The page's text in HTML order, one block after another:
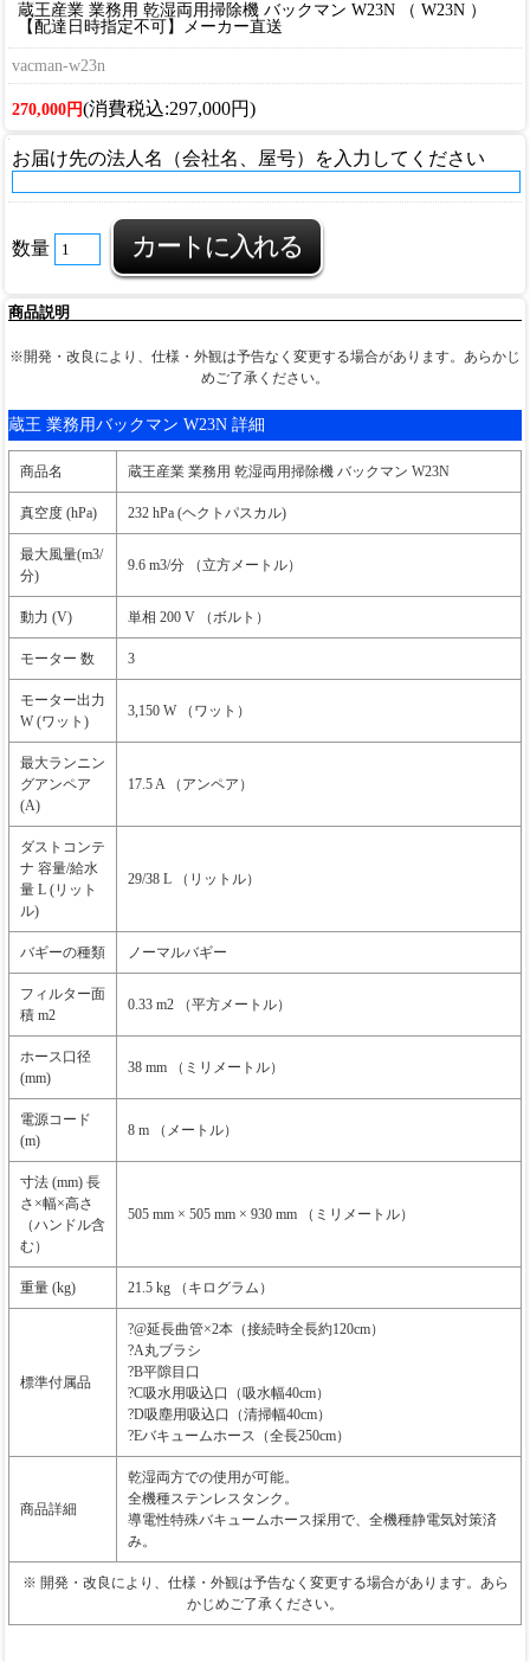
蔵王産業 業務用 乾湿両用掃除機 バックマン W23N （ W23N ）
【配達日時指定不可】メーカー直送
vacman-w23n
270,000円(消費税込:297,000円)
お届け先の法人名（会社名、屋号）を入力してください
数量
商品説明
※開発・改良により、仕様・外観は予告なく変更する場合があります。あらかじ
めご了承ください。
蔵王 業務用バックマン W23N 詳細
商品名 蔵王産業 業務用 乾湿両用掃除機 バックマン W23N
真空度 (hPa) 232 hPa (ヘクトパスカル)
最大風量(m3/
分)
9.6 m3/分 （立方メートル）
動力 (V) 単相 200 V （ボルト）
モーター 数 3
モーター出力
W (ワット)
3,150 W （ワット）
最大ランニン
グアンペア
(A)
17.5 A （アンペア）
ダストコンテ
ナ 容量/給水
量 L (リット
ル)
29/38 L （リットル）
バギーの種類 ノーマルバギー
フィルター面
積 m2
0.33 m2 （平方メートル）
ホース口径
(mm)
38 mm （ミリメートル）
電源コード
(m)
8 m （メートル）
寸法 (mm) 長
さ×幅×高さ
（ハンドル含
む）
505 mm × 505 mm × 930 mm （ミリメートル）
重量 (kg) 21.5 kg （キログラム）
標準付属品
?@延長曲管×2本（接続時全長約120cm）
?A丸ブラシ
?B平隙目口
?C吸水用吸込口（吸水幅40cm）
?D吸塵用吸込口（清掃幅40cm）
?Eバキュームホース（全長250cm）
商品詳細
乾湿両方での使用が可能。
全機種ステンレスタンク。
導電性特殊バキュームホース採用で、全機種静電気対策済
み。
※ 開発・改良により、仕様・外観は予告なく変更する場合があります。あら
かじめご了承ください。